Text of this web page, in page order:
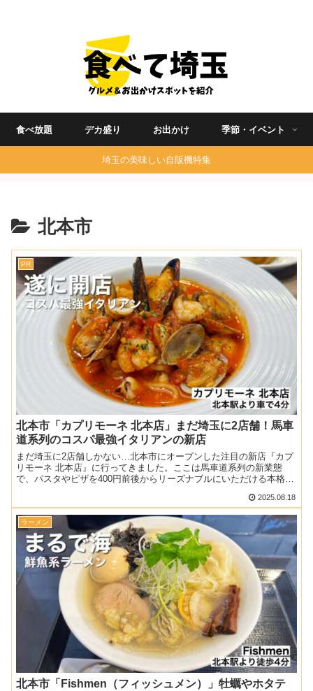
食べ放題 デカ盛り お出かけ 季節・イベント
埼玉の美味しい自販機特集
北本市
PR
北本市「カプリモーネ 北本店」まだ埼玉に2店舗！馬車
道系列のコスパ最強イタリアンの新店
まだ埼玉に2店舗しかない…北本市にオープンした注目の新店『カプ
リモーネ 北本店』に行ってきました。ここは馬車道系列の新業態
で、パスタやピザを400円前後からリーズナブルにいただける本格リ
2025.08.18
ラーメン
北本市「Fishmen（フィッシュメン）」牡蠣やホタテ